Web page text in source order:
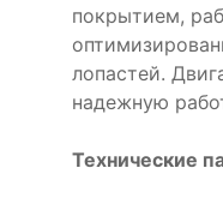
покрытием,
лопастей.
надежную
Технические